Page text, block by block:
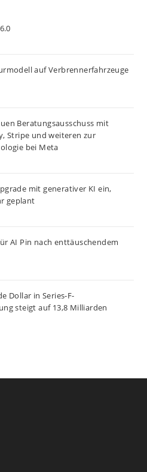
auf Verbrennerfahrzeuge
Beratungsausschuss mit
Stripe und weiteren zur
bei Meta
mit generativer KI ein,
geplant
AI Pin nach enttäuschendem
Dollar in Series-F-
steigt auf 13,8 Milliarden